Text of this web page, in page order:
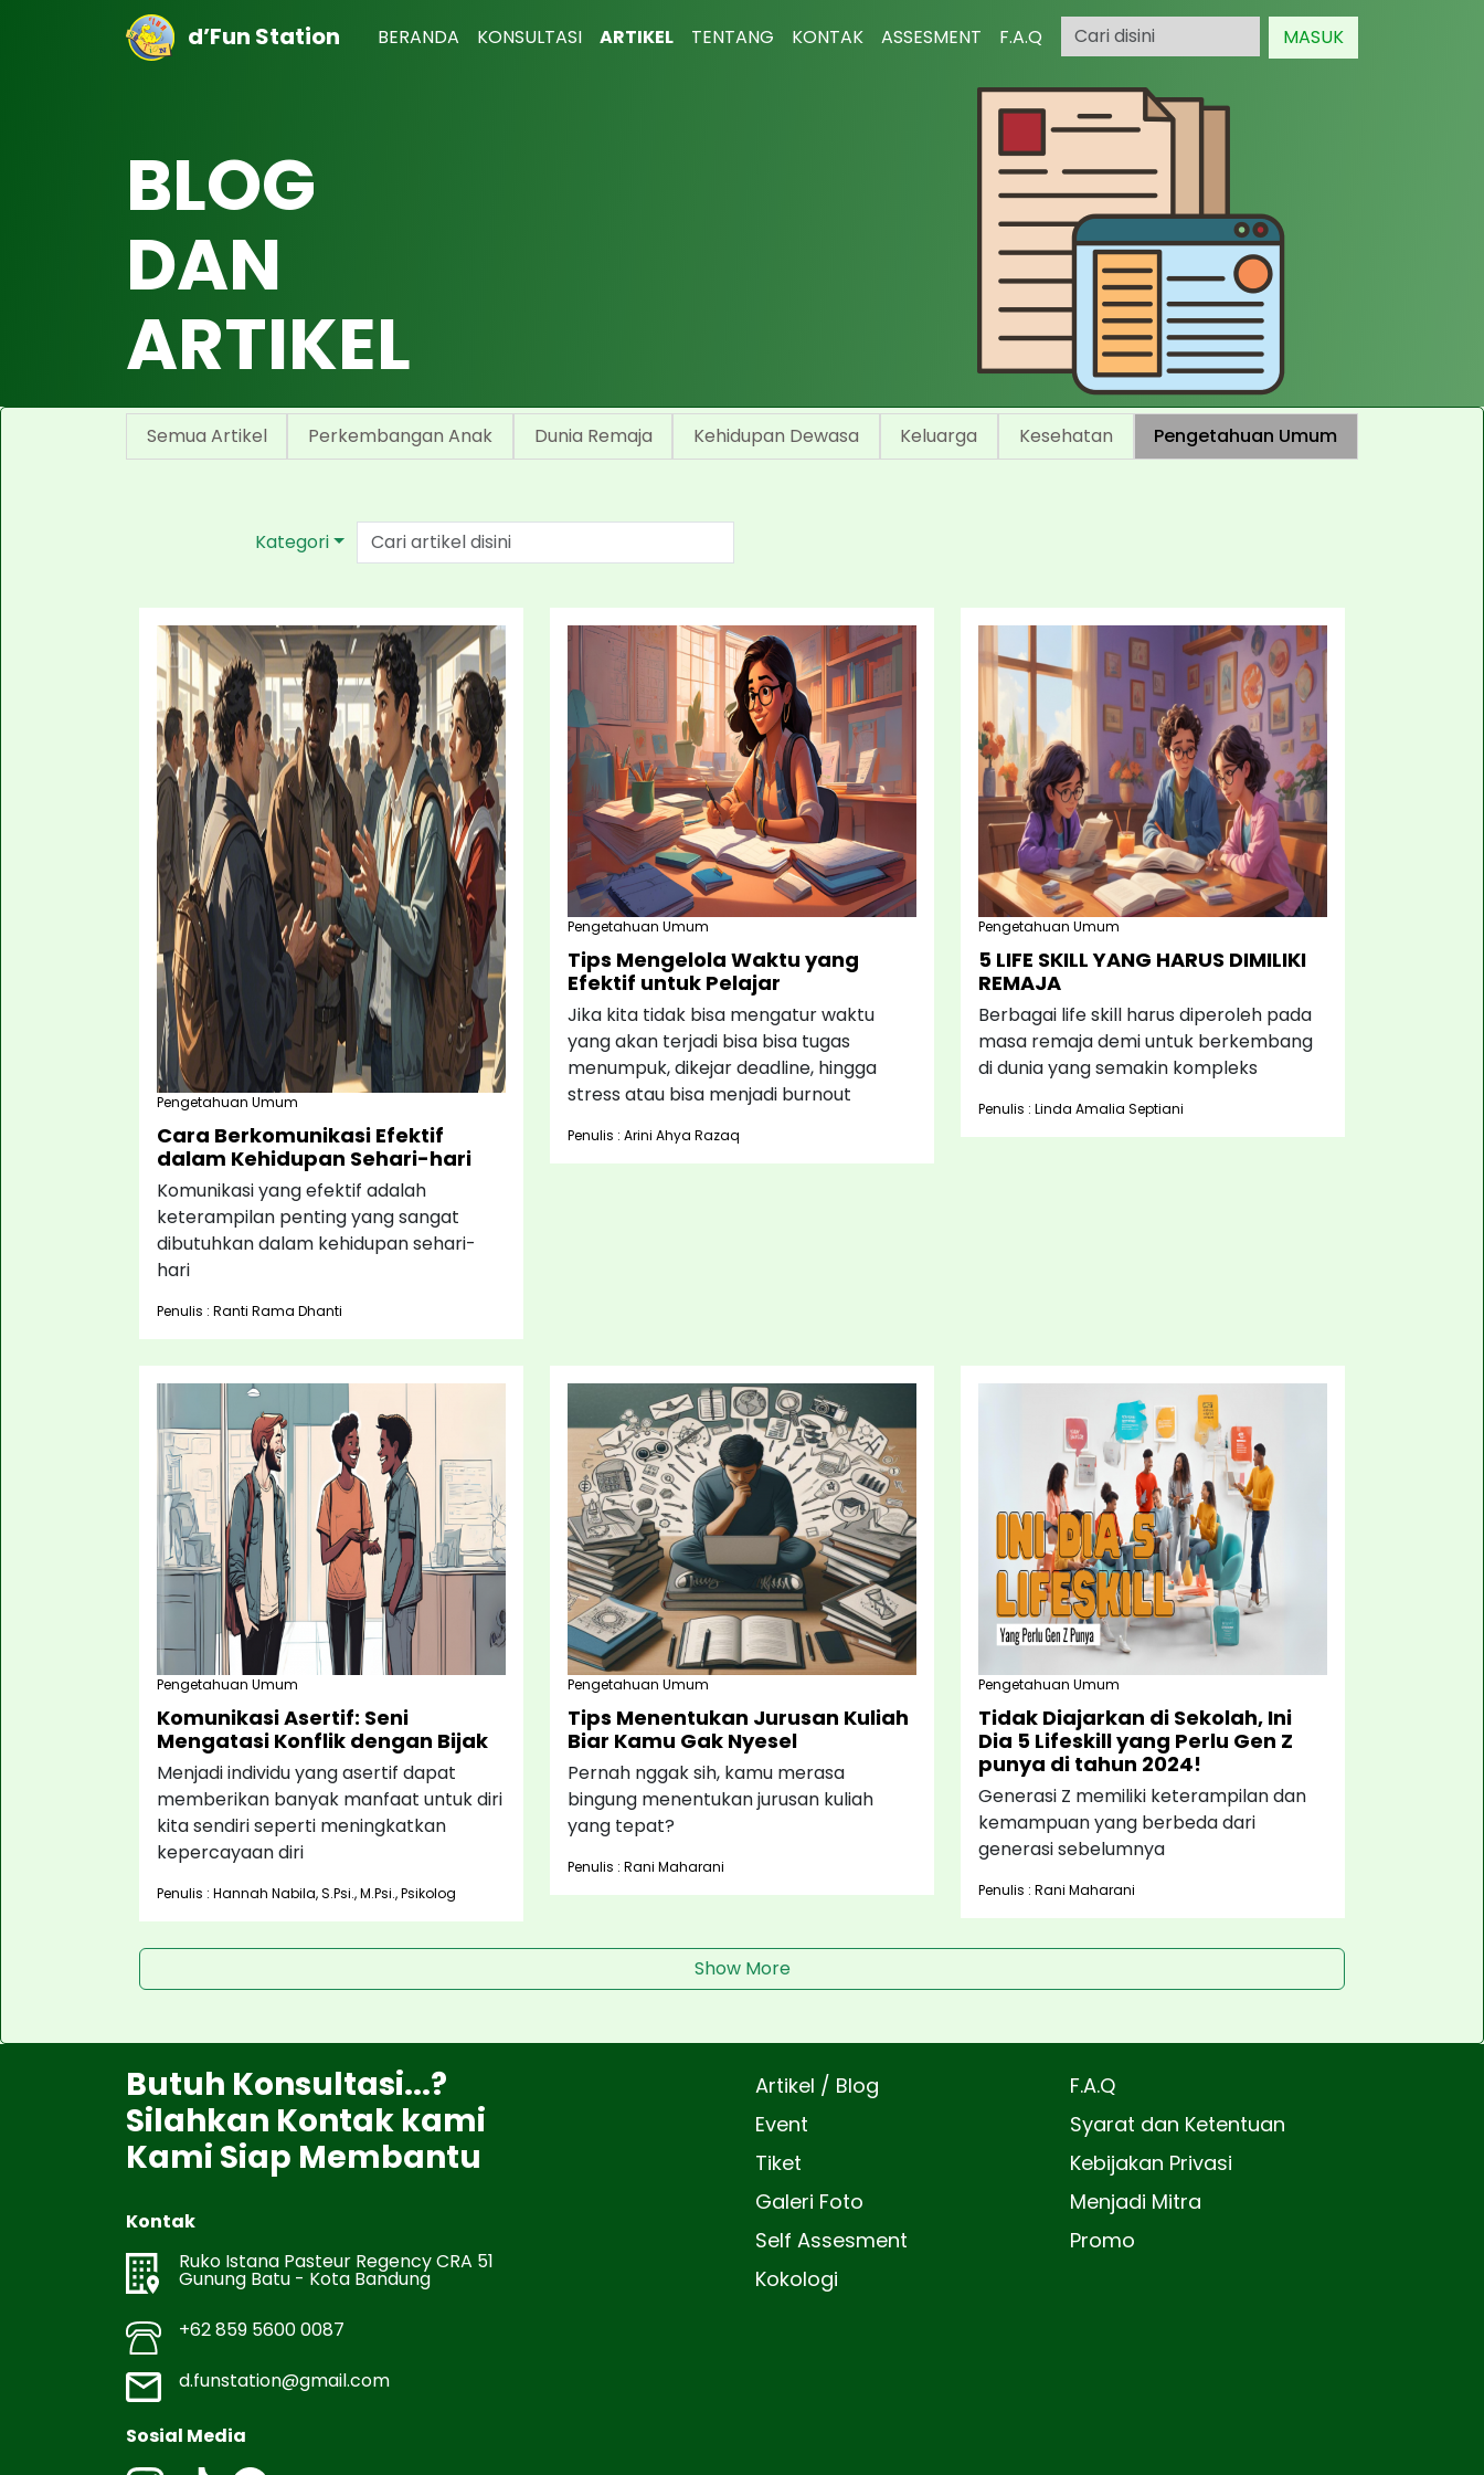
d’Fun Station BERANDA KONSULTASI ARTIKEL TENTANG KONTAK ASSESMENT F.A.Q MASUK
BLOG
DAN
ARTIKEL
Semua Artikel Perkembangan Anak Dunia Remaja Kehidupan Dewasa Keluarga Kesehatan Pengetahuan Umum
Kategori
Pengetahuan Umum
Cara Berkomunikasi Efektif
dalam Kehidupan Sehari-hari
Komunikasi yang efektif adalah
keterampilan penting yang sangat
dibutuhkan dalam kehidupan sehari-
hari
Penulis : Ranti Rama Dhanti
Pengetahuan Umum
Tips Mengelola Waktu yang
Efektif untuk Pelajar
Jika kita tidak bisa mengatur waktu
yang akan terjadi bisa bisa tugas
menumpuk, dikejar deadline, hingga
stress atau bisa menjadi burnout
Penulis : Arini Ahya Razaq
Pengetahuan Umum
5 LIFE SKILL YANG HARUS DIMILIKI
REMAJA
Berbagai life skill harus diperoleh pada
masa remaja demi untuk berkembang
di dunia yang semakin kompleks
Penulis : Linda Amalia Septiani
Pengetahuan Umum
Komunikasi Asertif: Seni
Mengatasi Konflik dengan Bijak
Menjadi individu yang asertif dapat
memberikan banyak manfaat untuk diri
kita sendiri seperti meningkatkan
kepercayaan diri
Penulis : Hannah Nabila, S.Psi., M.Psi., Psikolog
Pengetahuan Umum
Tips Menentukan Jurusan Kuliah
Biar Kamu Gak Nyesel
Pernah nggak sih, kamu merasa
bingung menentukan jurusan kuliah
yang tepat?
Penulis : Rani Maharani
Pengetahuan Umum
Tidak Diajarkan di Sekolah, Ini
Dia 5 Lifeskill yang Perlu Gen Z
punya di tahun 2024!
Generasi Z memiliki keterampilan dan
kemampuan yang berbeda dari
generasi sebelumnya
Penulis : Rani Maharani
Show More
Butuh Konsultasi...?
Silahkan Kontak kami
Kami Siap Membantu
Kontak
Ruko Istana Pasteur Regency CRA 51
Gunung Batu - Kota Bandung
+62 859 5600 0087
d.funstation@gmail.com
Sosial Media
Artikel / Blog
Event
Tiket
Galeri Foto
Self Assesment
Kokologi
F.A.Q
Syarat dan Ketentuan
Kebijakan Privasi
Menjadi Mitra
Promo